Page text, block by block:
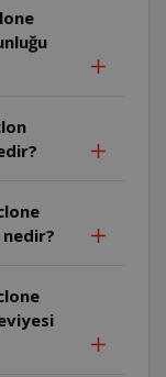
Filtreli Süpürge'nin kablo uzunluğu nedir?